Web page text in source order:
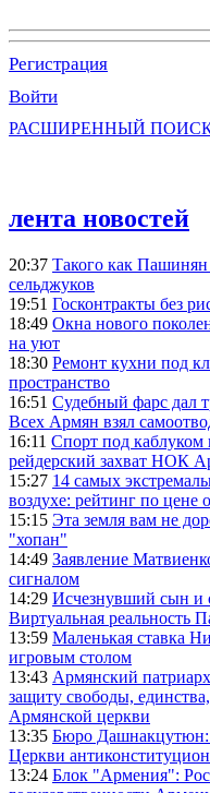
Регистрация
Войти
РАСШИРЕННЫЙ
лента новостей
20:37 Такого как
сельджуков
19:51 Госконтракты без
18:49 Окна нового
на уют
18:30 Ремонт кухни под
пространство
16:51 Судебный фарс дал
Всех Армян взял
16:11 Спорт под каблуком
рейдерский захват НОК
15:27 14 самых
воздухе: рейтинг по цене
15:15 Эта земля вам не
"хопан"
14:49 Заявление
сигналом
14:29 Исчезнувший сын и
Виртуальная реальность
13:59 Маленькая ставка
игровым столом
13:43 Армянский
защиту свободы,
Армянской церкви
13:35 Бюро Дашнакцутюн:
Церкви
13:24 Блок "Армения":